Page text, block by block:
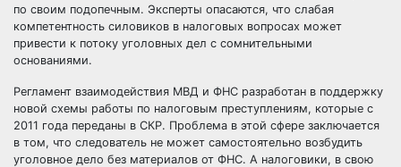
по своим подопечным. Эксперты опасаются, что слабая
компетентность силовиков в налоговых вопросах может
привести к потоку уголовных дел с сомнительными
основаниями.
Регламент взаимодействия МВД и ФНС разработан в поддержку
новой схемы работы по налоговым преступлениям, которые с
2011 года переданы в СКР. Проблема в этой сфере заключается
в том, что следователь не может самостоятельно возбудить
уголовное дело без материалов от ФНС. А налоговики, в свою